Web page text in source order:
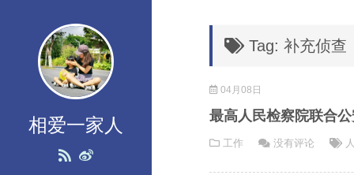
相爱一家人
Tag: 补充侦查
04月08日
最高人民检察院联合
工作 没有评论